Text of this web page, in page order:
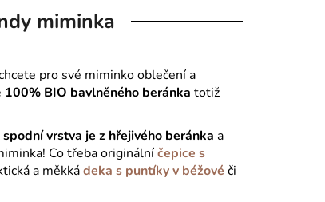
miminka
pro své miminko oblečení a
100% BIO bavlněného beránka totiž
spodní vrstva je z hřejivého beránka a
Co třeba originálníčepice s
a měkkádeka s puntíky v béžové či